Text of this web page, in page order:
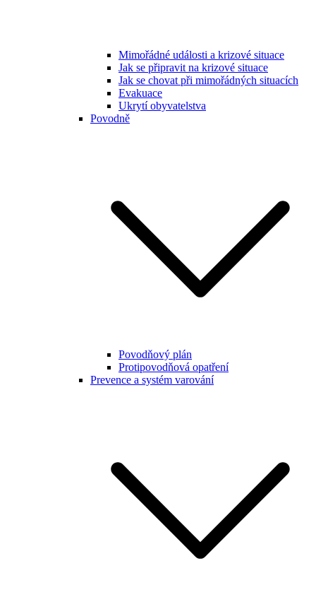
Mimořádné události a krizové situace
Jak se připravit na krizové situace
Jak se chovat při mimořádných situacích
Evakuace
Ukrytí obyvatelstva
Povodně
Povodňový plán
Protipovodňová opatření
Prevence a systém varování